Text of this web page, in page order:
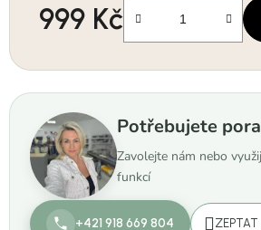
999 Kč
Potřebujete
Zavolejte nám nebo
funkcí
+421 918 669 804 ZEPTAT